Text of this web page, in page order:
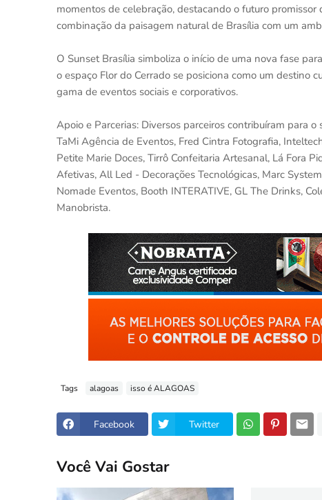
momentos de celebração, destacando o futuro
combinação da paisagem natural de Brasília com um
O Sunset Brasília simboliza o início de uma nova fase
o espaço Flor do Cerrado se posiciona como um destino
gama de eventos sociais e corporativos.
Apoio e Parcerias: Diversos parceiros contribuíram para
TaMi Agência de Eventos, Fred Cintra Fotografia,
Petite Marie Doces, Tirrô Confeitaria Artesanal, Lá Fora
Afetivas, All Led - Decorações Tecnológicas, Marc
Nomade Eventos, Booth INTERATIVE, GL The Drinks,
Manobrista.
Tags alagoas isso é ALAGOAS
Facebook Twitter
Você Vai Gostar